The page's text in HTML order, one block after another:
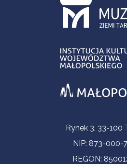
Informacje kontaktowe
Rynek 3, 33-100
NIP: 873-000-
REGON: